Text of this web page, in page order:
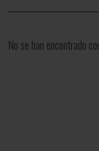
No se han encontrado